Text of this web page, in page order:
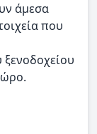
άμεσα
που